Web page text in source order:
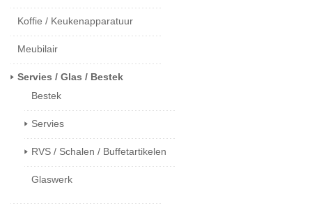
Koffie / Keukenapparatuur
Meubilair
Servies / Glas / Bestek
Bestek
Servies
RVS / Schalen / Buffetartikelen
Glaswerk